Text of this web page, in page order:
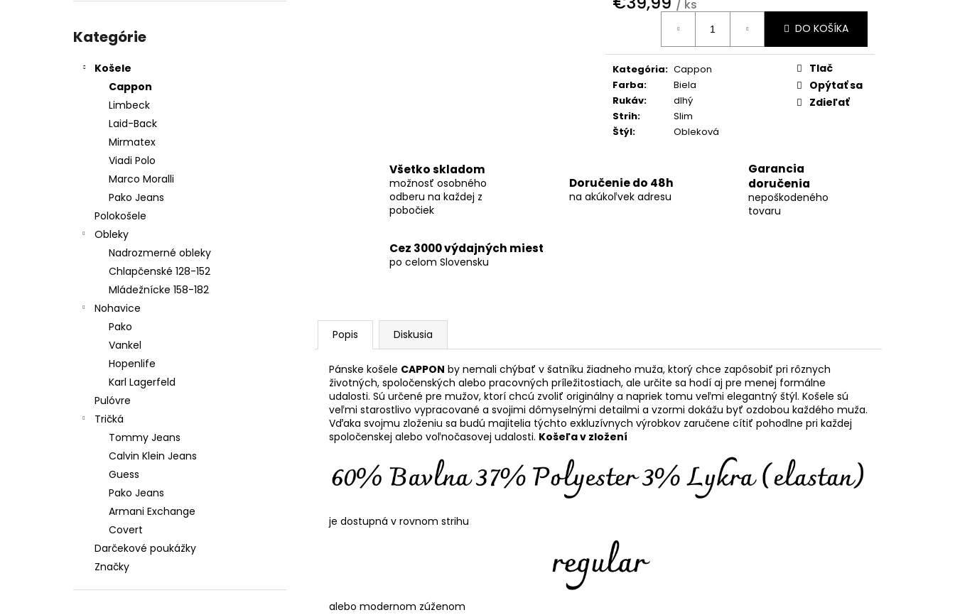
kategórie
Kategórie
Košele
Cappon
Limbeck
Laid-Back
Mirmatex
Viadi Polo
Marco Moralli
Pako Jeans
Polokošele
Obleky
Nadrozmerné obleky
Chlapčenské 128-152
Mládežnícke 158-182
Nohavice
Pako
Vankel
Hopenlife
Karl Lagerfeld
Pulóvre
Tričká
Tommy Jeans
Calvin Klein Jeans
Guess
Pako Jeans
Armani Exchange
Covert
Darčekové poukážky
Značky
/ ks
Jednotková
DO KOŠÍKA
Kategória: Cappon
Farba:
Biela
Rukáv:
dlhý
Strih:
Slim
Štýl: Obleková
Tlač
Opýtať sa
Zdieľať
Všetko skladom
možnosť osobného
odberu na každej z
pobočiek
Doručenie do 48h
na akúkoľvek adresu
Garancia
doručenia
nepoškodeného
tovaru
Cez 3000 výdajných miest
po celom Slovensku
Popis Diskusia
Pánske košele CAPPON by nemali chýbať v šatníku žiadneho muža, ktorý chce zapôsobiť pri rôznych
životných, spoločenských alebo pracovných príležitostiach, ale určite sa hodí aj pre menej formálne
udalosti. Sú určené pre mužov, ktorí chcú zvoliť originálny a napriek tomu veľmi elegantný štýl. Košele sú
veľmi starostlivo vypracované a svojimi dômyselnými detailmi a vzormi dokážu byť ozdobou každého muža.
Vďaka svojmu zloženiu sa budú majitelia týchto exkluzívnych výrobkov zaručene cítiť pohodlne pri každej
spoločenskej alebo voľnočasovej udalosti. Košeľa v zložení
je dostupná v rovnom strihu
alebo modernom zúženom
PÁNSKY OBLEK TIM 2025
KOŠEĽA K063-A10